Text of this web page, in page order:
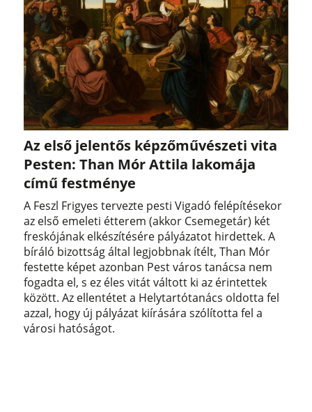
Az első jelentős képzőművészeti vita
Pesten: Than Mór Attila lakomája
című festménye
A Feszl Frigyes tervezte pesti Vigadó felépítésekor
az első emeleti étterem (akkor Csemegetár) két
freskójának elkészítésére pályázatot hirdettek. A
bíráló bizottság által legjobbnak ítélt, Than Mór
festette képet azonban Pest város tanácsa nem
fogadta el, s ez éles vitát váltott ki az érintettek
között. Az ellentétet a Helytartótanács oldotta fel
azzal, hogy új pályázat kiírására szólította fel a
városi hatóságot.